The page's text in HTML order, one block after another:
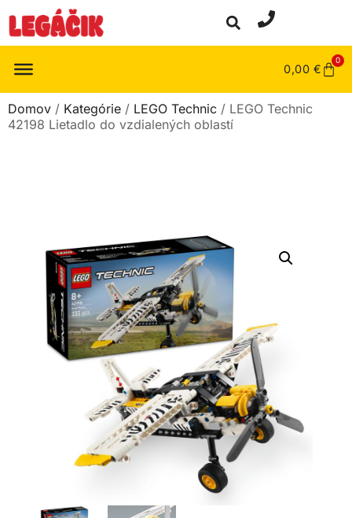
0,00 €
0
Domov / Kategórie / LEGO Technic / LEGO Technic
42198 Lietadlo do vzdialených oblastí